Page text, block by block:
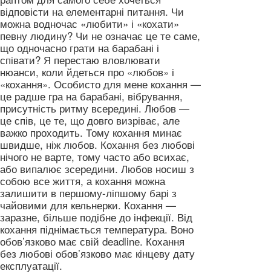
відповісти на елементарні питання. Чи
можна водночас «любити» і «кохати»
певну людину? Чи не означає це те саме,
що одночасно грати на барабані і
співати? Я перестаю вловлювати
нюанси, коли йдеться про «любов» і
«кохання». Особисто для мене кохання —
це радше гра на барабані, вібрування,
присутність ритму всередині. Любов —
це спів, це те, що довго визріває, але
важко проходить. Тому кохання минає
швидше, ніж любов. Кохання без любові
нічого не варте, тому часто або всихає,
або випалює зсередини. Любов носиш з
собою все життя, а кохання можна
залишити в першому-ліпшому барі з
чайовими для кельнерки. Кохання —
заразне, більше подібне до інфекції. Від
кохання піднімається температура. Воно
обов’язково має свій deadlinе. Кохання
без любові обов’язково має кінцеву дату
експлуатації.